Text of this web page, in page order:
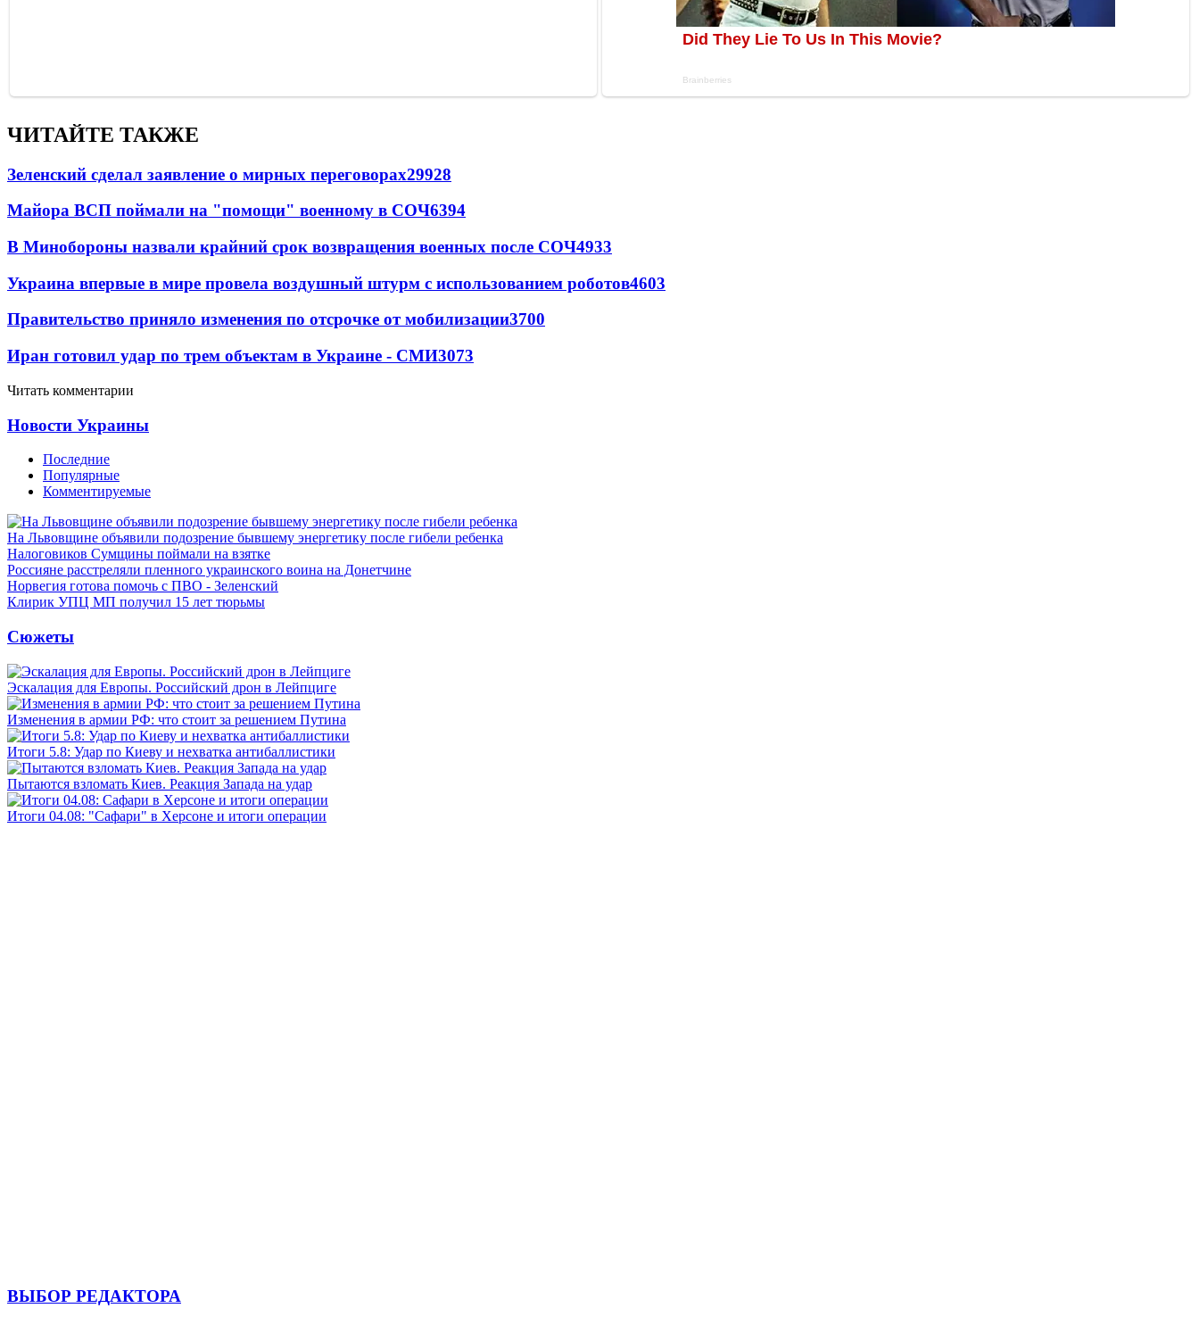
ЧИТАЙТЕ ТАКЖЕ
Зеленский сделал заявление о мирных переговорах29928
Майора ВСП поймали на "помощи" военному в СОЧ6394
В Минобороны назвали крайний срок возвращения военных после СОЧ4933
Украина впервые в мире провела воздушный штурм с использованием роботов4603
Правительство приняло изменения по отсрочке от мобилизации3700
Иран готовил удар по трем объектам в Украине - СМИ3073
Читать комментарии
Новости Украины
Последние
Популярные
Комментируемые
На Львовщине объявили подозрение бывшему энергетику после гибели ребенка
Налоговиков Сумщины поймали на взятке
Россияне расстреляли пленного украинского воина на Донетчине
Норвегия готова помочь с ПВО - Зеленский
Клирик УПЦ МП получил 15 лет тюрьмы
Сюжеты
Эскалация для Европы. Российский дрон в Лейпциге
Изменения в армии РФ: что стоит за решением Путина
Итоги 5.8: Удар по Киеву и нехватка антибаллистики
Пытаются взломать Киев. Реакция Запада на удар
Итоги 04.08: "Сафари" в Херсоне и итоги операции
ВЫБОР РЕДАКТОРА